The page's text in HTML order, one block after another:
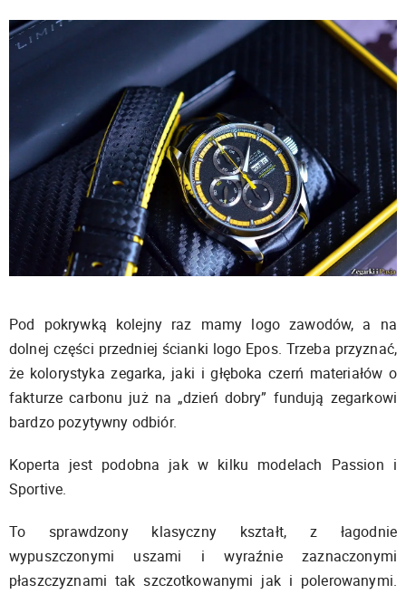
Pod pokrywką kolejny raz mamy logo zawodów, a na
dolnej części przedniej ścianki logo Epos. Trzeba przyznać,
że kolorystyka zegarka, jaki i głęboka czerń materiałów o
fakturze carbonu już na „dzień dobry” fundują zegarkowi
bardzo pozytywny odbiór.
Koperta jest podobna jak w kilku modelach Passion i
Sportive.
To sprawdzony klasyczny kształt, z łagodnie
wypuszczonymi uszami i wyraźnie zaznaczonymi
płaszczyznami tak szczotkowanymi jak i polerowanymi.